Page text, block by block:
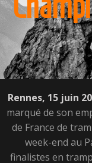
Rennes, 15 juin
marqué de son
de France de
week-end au
finalistes en
azuréen réalise